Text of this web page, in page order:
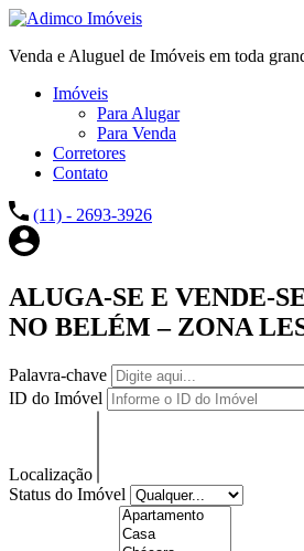
Venda e Aluguel de Imóveis em toda
Imóveis
Para Alugar
Para Venda
Corretores
Contato
(11) - 2693-3926
ALUGA-SE E VENDE-
NO BELÉM – ZONA
Palavra-chave
ID do Imóvel
Localização
Status do Imóvel